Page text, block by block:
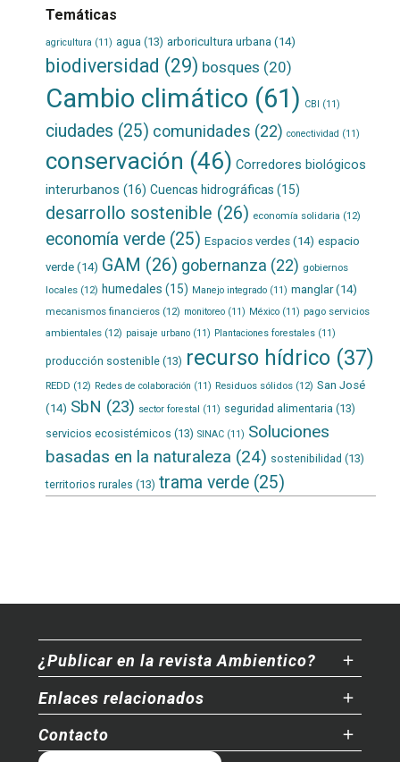
Temáticas
agricultura (11) agua (13) arboricultura urbana (14)
biodiversidad (29) bosques (20)
Cambio climático (61) CBI (11)
ciudades (25) comunidades (22) conectividad (11)
conservación (46) Corredores biológicos
interurbanos (16) Cuencas hidrográficas (15)
desarrollo sostenible (26) economía solidaria (12)
economía verde(25) Espacios verdes(14) espacio
verde(14) GAM (26) gobernanza (22) gobiernos
locales(12) humedales (15) Manejo integrado(11) manglar(14)
mecanismos financieros(12) monitoreo(11) México(11) pago servicios
ambientales(12) paisaje urbano(11) Plantaciones forestales(11)
producción sostenible(13) recurso hídrico(37)
REDD (12) Redes de colaboración (11) Residuos sólidos(12) San José
(14) SbN (23) sector forestal (11) seguridad alimentaria (13)
servicios ecosistémicos (13) SINAC(11) Soluciones
basadas en la naturaleza (24) sostenibilidad (13)
territorios rurales (13) trama verde(25)
¿Publicar en la revista Ambientico?
Enlaces relacionados
Contacto